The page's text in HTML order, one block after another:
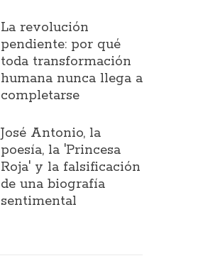
La revolución
pendiente: por qué
toda transformación
humana nunca llega a
completarse
José Antonio, la
poesía, la 'Princesa
Roja' y la falsificación
de una biografía
sentimental